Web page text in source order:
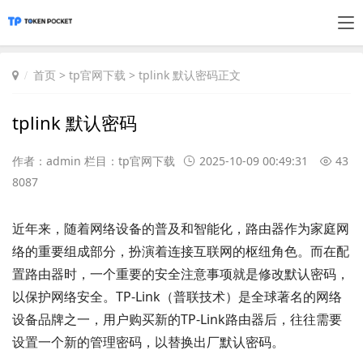
首页 > tp官网下载 > tplink 默认密码正文
tplink 默认密码
作者：admin 栏目： tp官网下载 2025-10-09 00:49:31
43
8087
近年来，随着网络设备的普及和智能化，路由器作为家庭网
络的重要组成部分，扮演着连接互联网的枢纽角色。而在配
置路由器时，一个重要的安全注意事项就是修改默认密码，
以保护网络安全。TP-Link（普联技术）是全球著名的网络
设备品牌之一，用户购买新的TP-Link路由器后，往往需要
设置一个新的管理密码，以替换出厂默认密码。